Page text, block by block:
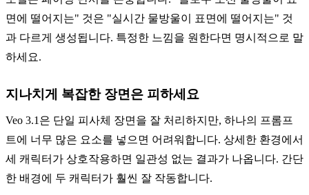
면에 떨어지는" 것은 "실시간 물방울이 표면에 떨어지는" 것
과 다르게 생성됩니다. 특정한 느낌을 원한다면 명시적으로 말
하세요.
지나치게 복잡한 장면은 피하세요
Veo 3.1은 단일 피사체 장면을 잘 처리하지만, 하나의 프롬프
트에 너무 많은 요소를 넣으면 어려워합니다. 상세한 환경에서
세 캐릭터가 상호작용하면 일관성 없는 결과가 나옵니다. 간단
한 배경에 두 캐릭터가 훨씬 잘 작동합니다.